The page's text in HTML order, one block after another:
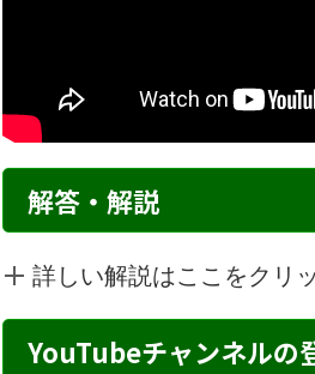
解答・解説
詳しい解説はここをクリ
YouTubeチャンネルの